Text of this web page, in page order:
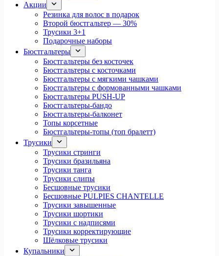
Акции
Резинка для волос в подарок
Второй бюстгальтер — 30%
Трусики 3+1
Подарочные наборы
Бюстгальтеры
Бюстгальтеры без косточек
Бюстгальтеры с косточками
Бюстгальтеры с мягкими чашками
Бюстгальтеры с формованными чашками
Бюстгальтеры PUSH-UP
Бюстгальтеры-бандо
Бюстгальтеры-балконет
Топы корсетные
Бюстгальтеры-топы (топ бралетт)
Трусики
Трусики стринги
Трусики бразильяна
Трусики танга
Трусики слипы
Бесшовные трусики
Бесшовные PULPIES CHANTELLE
Трусики завышенные
Трусики шортики
Трусики с надписями
Трусики корректирующие
Шёлковые трусики
Купальники